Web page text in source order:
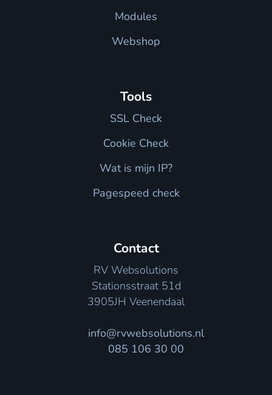
Modules
Webshop
Tools
SSL Check
Cookie Check
Wat is mijn IP?
Pagespeed check
Contact
RV Websolutions
Stationsstraat 51d
3905JH Veenendaal
info@rvwebsolutions.nl
085 106 30 00